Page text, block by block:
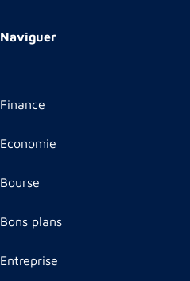
Naviguer
Finance
Economie
Bourse
Bons plans
Entreprise